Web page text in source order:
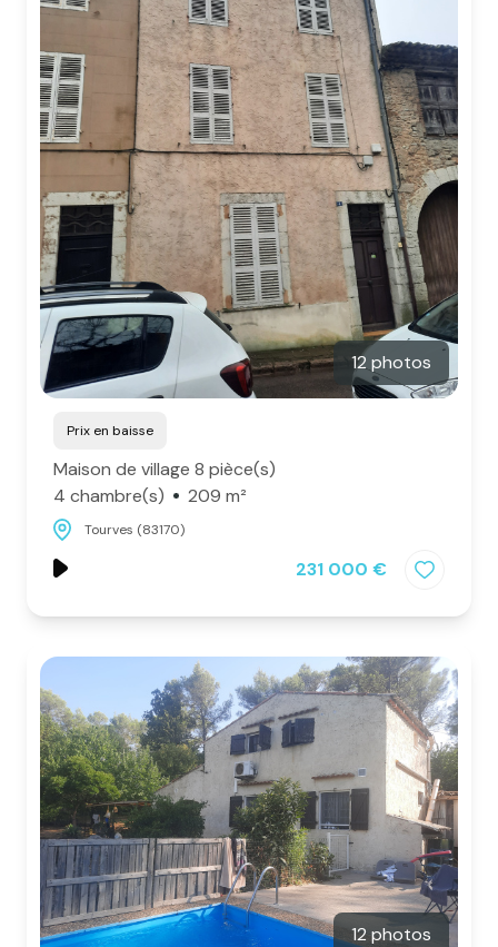
12 photos
Prix en baisse
Maison de village 8 pièce(s)
4 chambre(s)
209 m²
Tourves (83170)
231 000 €
12 photos